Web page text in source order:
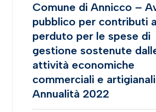
Comune di Annicco –
pubblico per contributi
perduto per le spese di
gestione sostenute
attività economiche
commerciali e
Annualità 2022